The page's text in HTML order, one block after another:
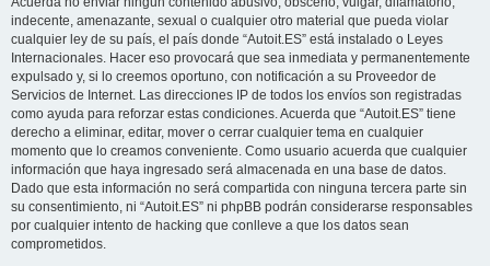
indecente, amenazante, sexual o cualquier otro material que pueda violar
cualquier ley de su país, el país donde “Autoit.ES” está instalado o Leyes
Internacionales. Hacer eso provocará que sea inmediata y permanentemente
expulsado y, si lo creemos oportuno, con notificación a su Proveedor de
Servicios de Internet. Las direcciones IP de todos los envíos son registradas
como ayuda para reforzar estas condiciones. Acuerda que “Autoit.ES” tiene
derecho a eliminar, editar, mover o cerrar cualquier tema en cualquier
momento que lo creamos conveniente. Como usuario acuerda que cualquier
información que haya ingresado será almacenada en una base de datos.
Dado que esta información no será compartida con ninguna tercera parte sin
su consentimiento, ni “Autoit.ES” ni phpBB podrán considerarse responsables
por cualquier intento de hacking que conlleve a que los datos sean
comprometidos.